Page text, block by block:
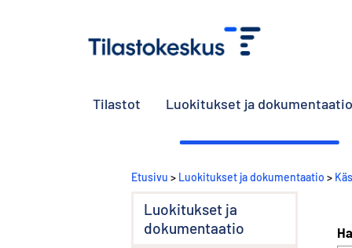
Tilastot Luokitukset ja dokumentaatio
Etusivu > Luokitukset ja dokumentaatio >
Luokitukset ja
dokumentaatio